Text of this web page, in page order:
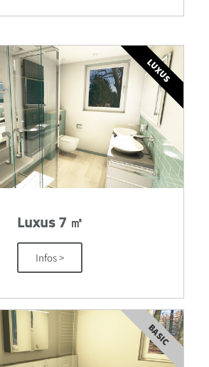
Luxus 7 ㎡
Infos >
LUXUS
BASIC